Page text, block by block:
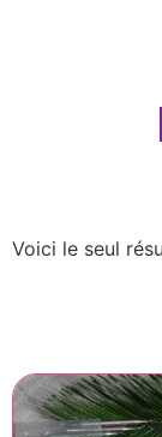
Voici le seul